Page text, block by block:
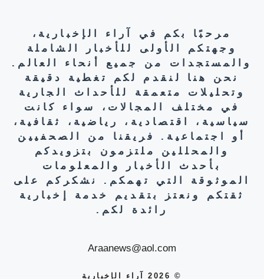
مرحبًا بكم في آراء الإخبارية،
وجهتكم الأولى للأخبار الشاملة
والمستجدات من جميع أنحاء العالم.
نحن هنا لنقدم لكم تغطية دقيقة
وتحليلات متعمقة للأحداث الجارية
في مختلف المجالات، سواء كانت
سياسية، اقتصادية، رياضية، ثقافية،
أو اجتماعية. فريقنا من الصحفيين
والمحللين ملتزمون بتزويدكم
بأحدث الأخبار والمعلومات
الموثوقة التي تهمكم. نشكركم على
ثقتكم ونعتز بتقديم خدمة إخبارية
رائدة لكم.
Araanews@aol.com
© 2026 آراء الإخبارية